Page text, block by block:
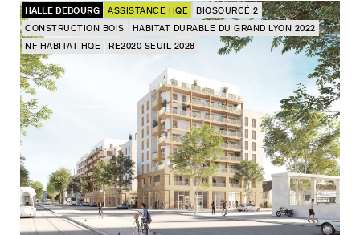
HALLE DEBOURG ASSISTANCE HQE
BIOSOURCÉ 2
CONSTRUCTION BOIS
HABITAT DURABLE DU GRAND LYON 2022
NF HABITAT HQE
RE2020 SEUIL 2028